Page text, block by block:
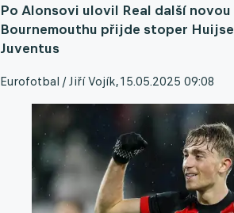
Po Alonsovi ulovil Real další novou
Bournemouthu přijde stoper
Juventus
Eurofotbal / Jiří Vojík,15.05.2025 09:08